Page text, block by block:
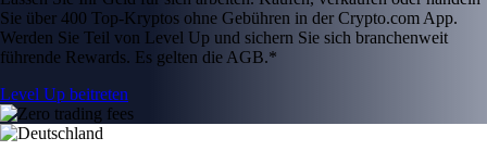
Sie über 400 Top-Kryptos ohne Gebühren in der Crypto.com App.
Werden Sie Teil von Level Up und sichern Sie sich branchenweit
führende Rewards. Es gelten die AGB.*
Level Up beitreten